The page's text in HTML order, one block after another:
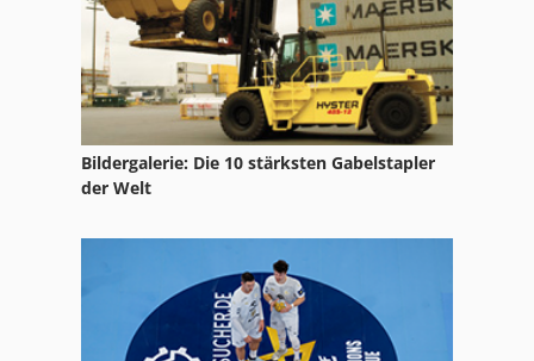
Claas Dominator 208
Claas Dominator 58 S
Claas Dominator 76
Claas Dominator 86
Claas Dominator 88 Sl
Claas Dominator 96
Bildergalerie: Die 10 stärksten Gabelstapler
der Welt